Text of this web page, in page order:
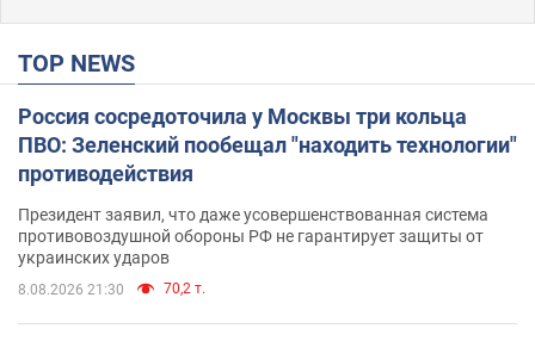
TOP NEWS
Россия сосредоточила у Москвы три кольца
ПВО: Зеленский пообещал "находить технологии"
противодействия
Президент заявил, что даже усовершенствованная система
противовоздушной обороны РФ не гарантирует защиты от
украинских ударов
8.08.2026 21:30 70,2 т.